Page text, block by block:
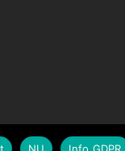
NU Info GDPR